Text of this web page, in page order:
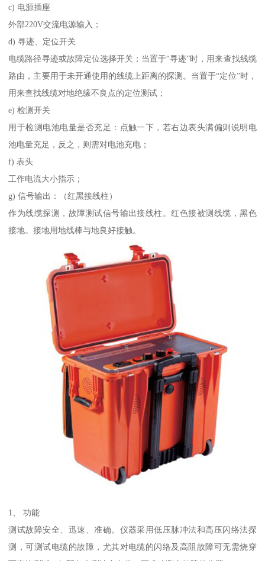
c) 电源插座
外部220V交流电源输入；
d) 寻迹、定位开关
电缆路径寻迹或故障定位选择开关；当置于“寻迹”时，用来查找线缆
路由，主要用于未开通使用的线缆上距离的探测。当置于“定位”时，
用来查找线缆对地绝缘不良点的定位测试；
e) 检测开关
用于检测电池电量是否充足：点触一下，若右边表头满偏则说明电
池电量充足，反之，则需对电池充电；
f) 表头
工作电流大小指示；
g) 信号输出：（红黑接线柱）
作为线缆探测，故障测试信号输出接线柱。红色接被测线缆，黑色
接地。接地用地线棒与地良好接触。
1、 功能
测试故障安全、迅速、准确。仪器采用低压脉冲法和高压闪络法探
测，可测试电缆的故障，尤其对电缆的闪络及高阻故障可无需烧穿